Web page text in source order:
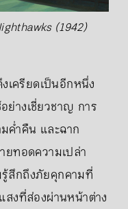
(1942)
เครียดเป็นอีกหนึ่ง
ย่างเชี่ยวชาญ การ
ค่ำคืน และฉาก
ยทอดความเปล่า
สึกถึงภัยคุกคามที่
งที่ส่องผ่านหน้าต่าง